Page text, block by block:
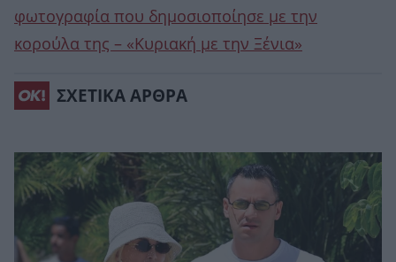
φωτογραφία που δημοσιοποίησε με την
κορούλα της – «Κυριακή με την Ξένια»
ΣΧΕΤΙΚΑ ΑΡΘΡΑ